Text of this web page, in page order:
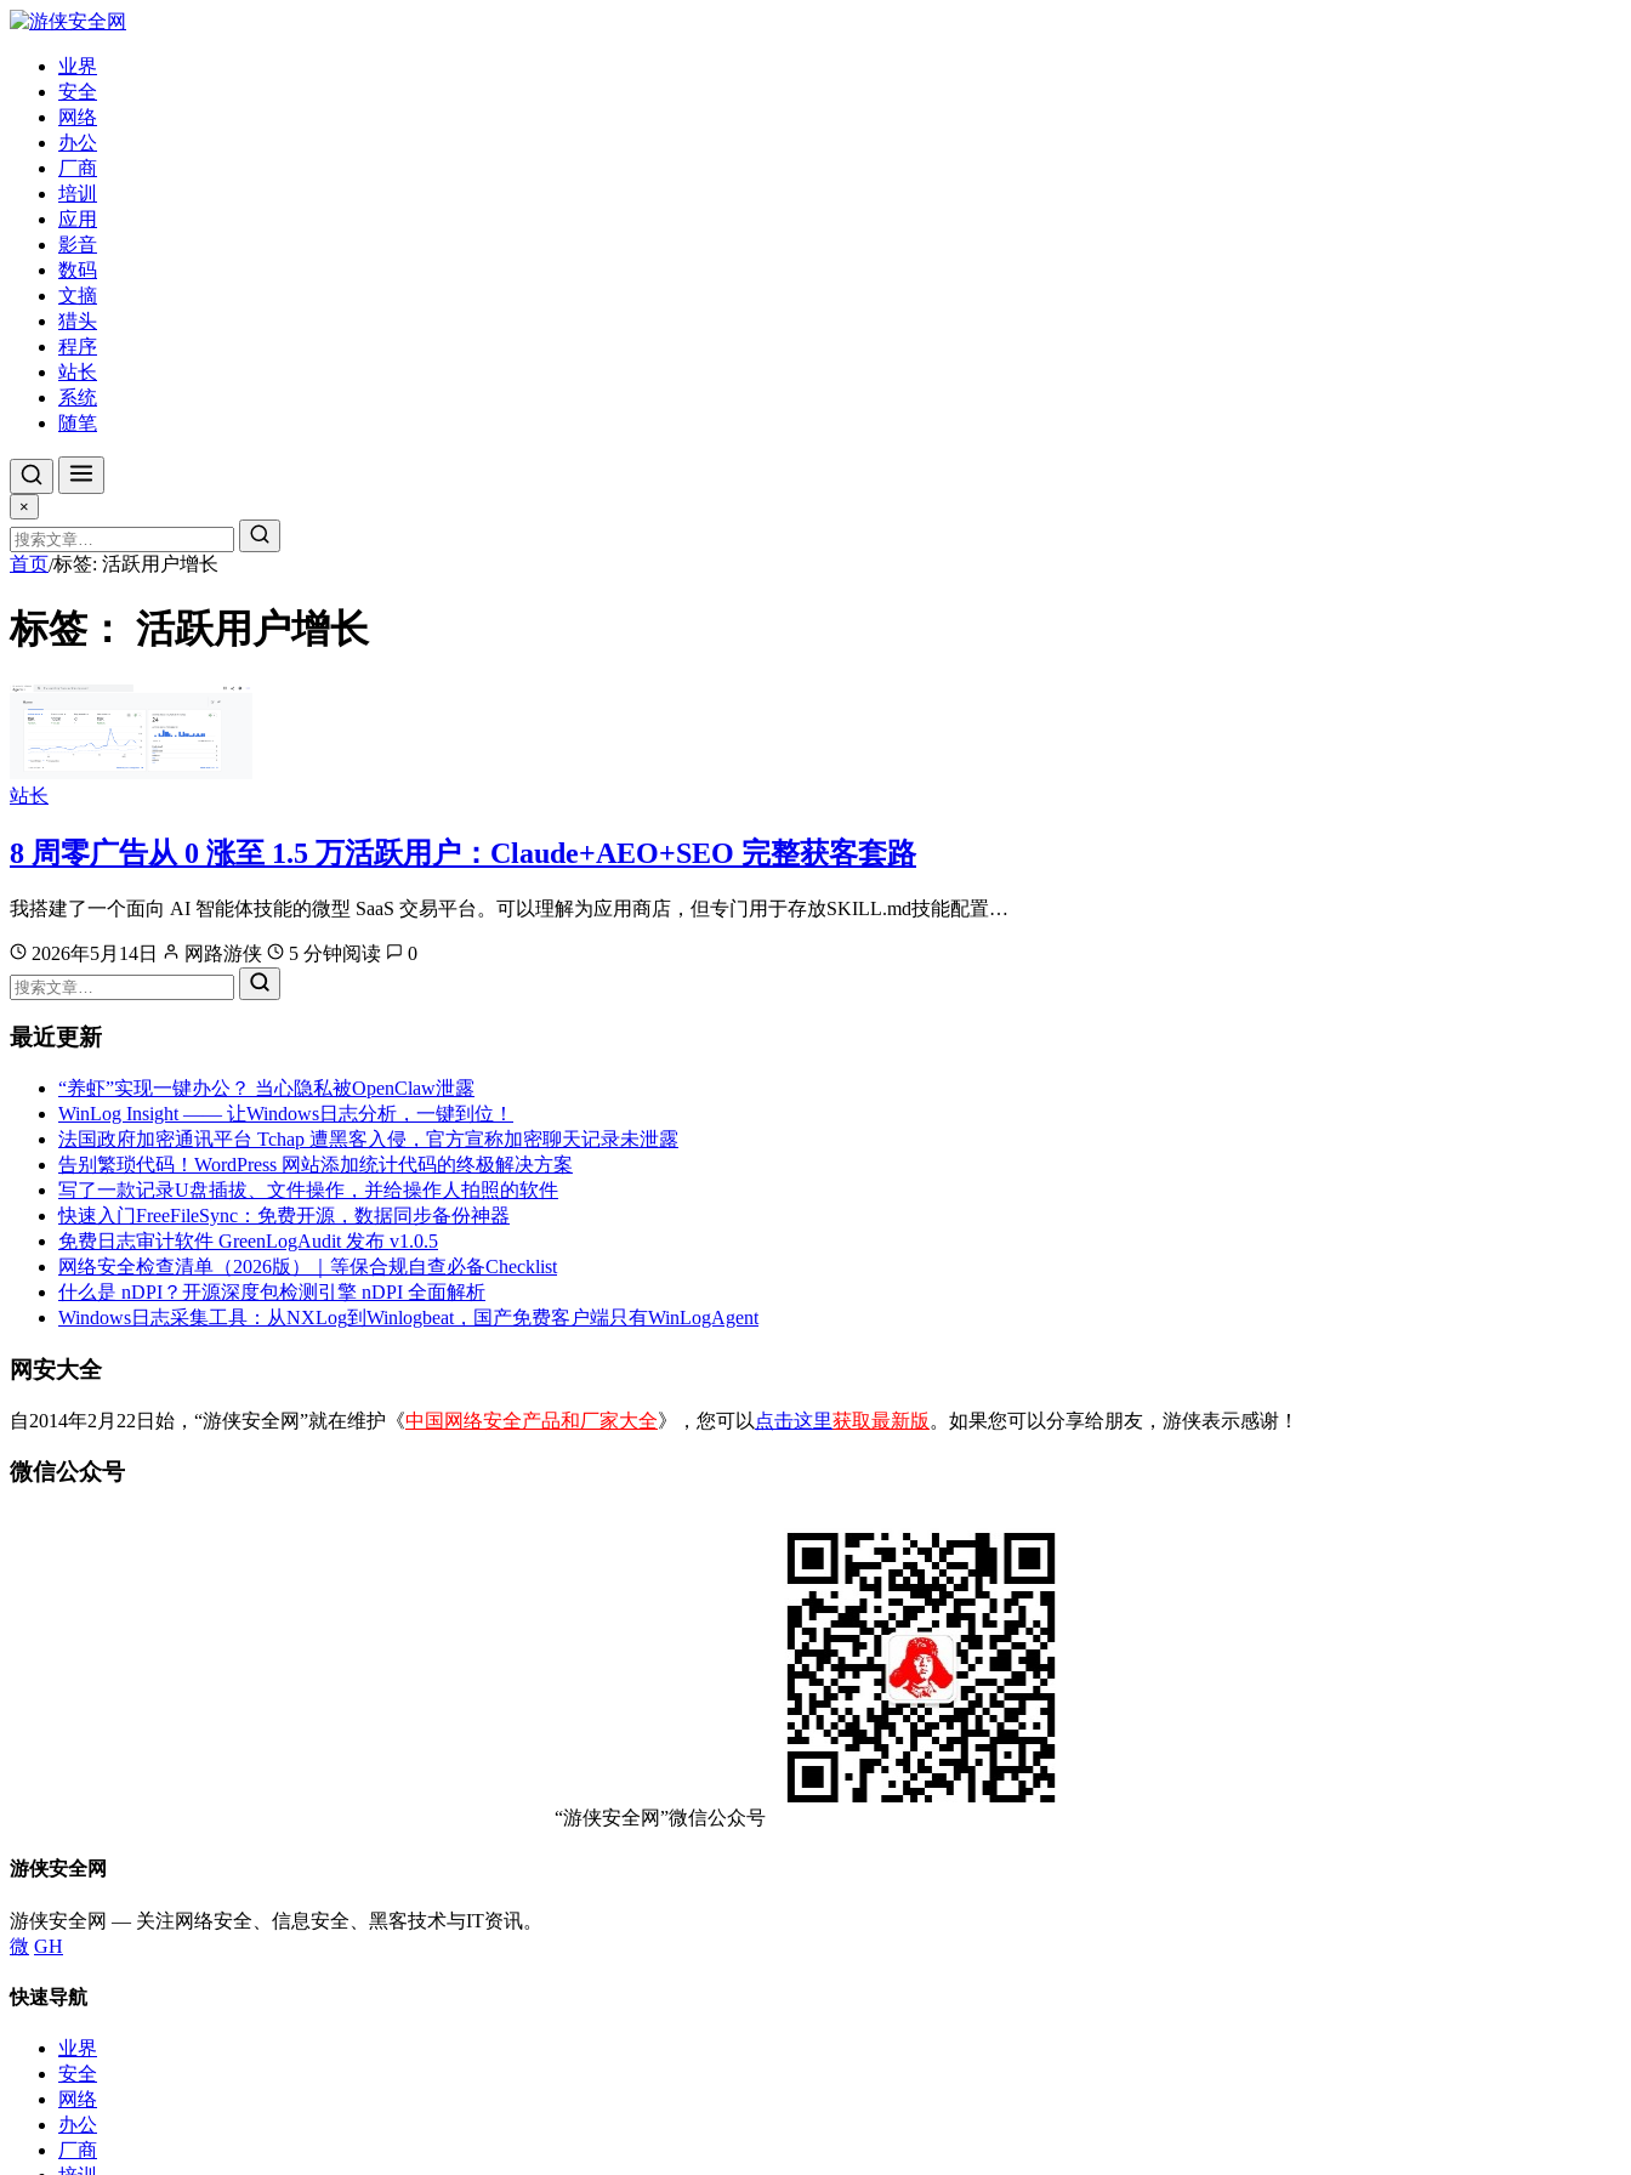
业界
安全
网络
办公
厂商
培训
应用
影音
数码
文摘
猎头
程序
站长
系统
随笔
×
首页/标签: 活跃用户增长
标签： 活跃用户增长
站长
8 周零广告从 0 涨至 1.5 万活跃用户：Claude+AEO+SEO 完整获客套路
我搭建了一个面向 AI 智能体技能的微型 SaaS 交易平台。可以理解为应用商店，但专门用于存放SKILL.md技能配置…
2026年5月14日 网路游侠 5 分钟阅读 0
最近更新
“养虾”实现一键办公？ 当心隐私被OpenClaw泄露
WinLog Insight —— 让Windows日志分析，一键到位！
法国政府加密通讯平台 Tchap 遭黑客入侵，官方宣称加密聊天记录未泄露
告别繁琐代码！WordPress 网站添加统计代码的终极解决方案
写了一款记录U盘插拔、文件操作，并给操作人拍照的软件
快速入门FreeFileSync：免费开源，数据同步备份神器
免费日志审计软件 GreenLogAudit 发布 v1.0.5
网络安全检查清单（2026版）｜等保合规自查必备Checklist
什么是 nDPI？开源深度包检测引擎 nDPI 全面解析
Windows日志采集工具：从NXLog到Winlogbeat，国产免费客户端只有WinLogAgent
网安大全
自2014年2月22日始，“游侠安全网”就在维护《中国网络安全产品和厂家大全》，您可以 点击这里获取最新版 。如果您可以分享给朋友，游侠表示感谢！
微信公众号
“游侠安全网”微信公众号
游侠安全网
游侠安全网 — 关注网络安全、信息安全、黑客技术与IT资讯。
微 GH
快速导航
业界
安全
网络
办公
厂商